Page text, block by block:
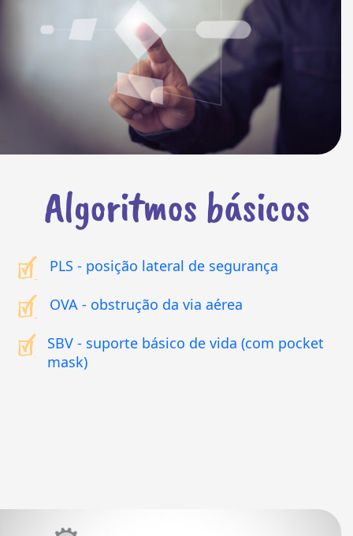
Algoritmos básicos
PLS - posição lateral de segurança
OVA - obstrução da via aérea
SBV - suporte básico de vida (com pocket
mask)